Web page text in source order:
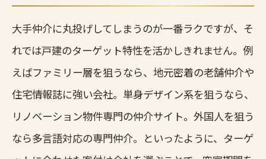
大手仲介に丸投げしてしまうのが一番ラクですが、そ
れでは戸建のターゲット特性を活かしきれません。例
えばファミリー層を狙うなら、地元密着の老舗仲介や
住宅情報誌に強い会社。単身デザイン系を狙うなら、
リノベーション物件専門の仲介サイト。外国人を狙う
なら多言語対応の専門仲介。といったように、ターゲ